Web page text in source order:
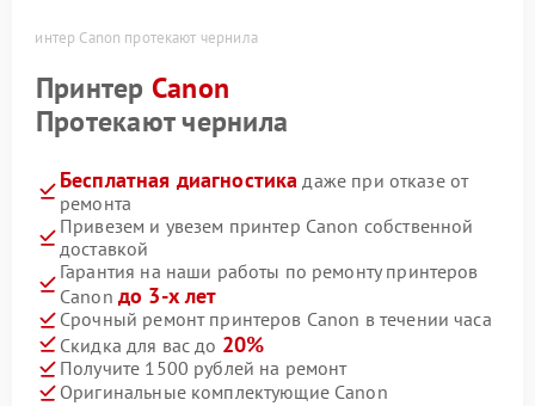
Принтер Canon протекают чернила
Принтер Canon
Протекают чернила
Бесплатная диагностика даже при отказе от
ремонта
Привезем и увезем принтер Canon собственной
доставкой
Гарантия на наши работы по ремонту принтеров
Canon до 3-х лет
Срочный ремонт принтеров Canon в течении часа
Скидка для вас до 20%
Получите 1500 рублей на ремонт
Оригинальные комплектующие Canon